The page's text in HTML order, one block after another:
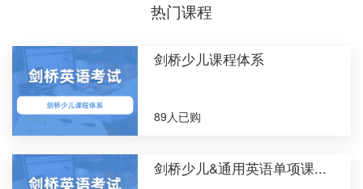
热门课程
剑桥少儿课程体系
89人已购
剑桥少儿&通用英语单项课...